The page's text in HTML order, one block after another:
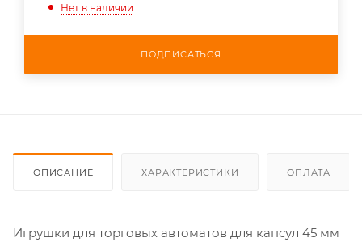
Нет в наличии
ПОДПИСАТЬСЯ
ОПИСАНИЕ ХАРАКТЕРИСТИКИ ОПЛАТА
Игрушки для торговых автоматов для капсул 45 мм